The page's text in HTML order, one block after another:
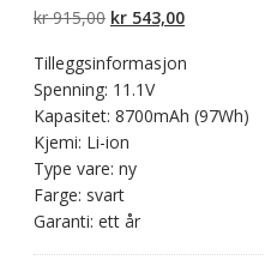
kundevurderinger
kr915,00 Opprinnelig
var:
kr 915,00.
kr 543,00Nåværende
er:
Tilleggsinformasjon
Spenning: 11.1V
Kapasitet: 8700mAh (97Wh)
Kjemi: Li-ion
Type vare: ny
Farge: svart
Garanti: ett år